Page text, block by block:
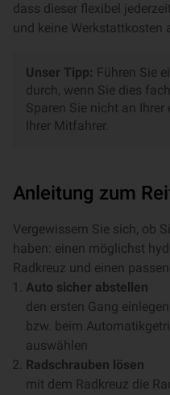
dass dieser flexibel
und keine Werkstattkosten
Unser Tipp: Führen Sie
durch, wenn Sie dies
Sparen Sie nicht an
Ihrer Mitfahrer.
Anleitung zum
Vergewissern Sie sich, ob
haben: einen möglichst
Radkreuz und einen
Auto sicher abstellen
den ersten Gang
bzw. beim
auswählen
Radschrauben lösen
mit dem Radkreuz die